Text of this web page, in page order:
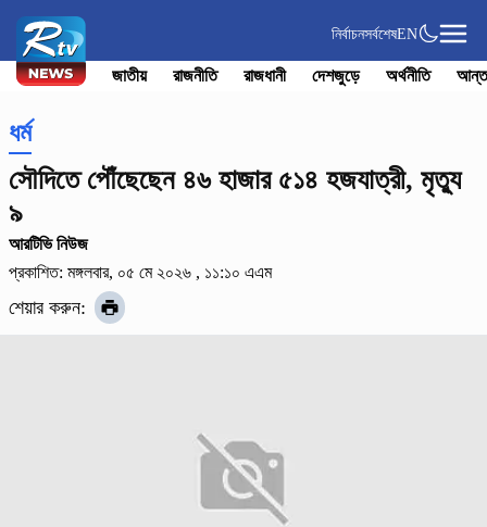
নির্বাচনসর্বশেষEN
জাতীয় রাজনীতি রাজধানী দেশজুড়ে অর্থনীতি
ধর্ম
সৌদিতে পৌঁছেছেন ৪৬ হাজার ৫১৪ হজযাত্রী, মৃত্যু
৯
আরটিভি নিউজ
প্রকাশিত: মঙ্গলবার, ০৫ মে ২০২৬ , ১১:১০ এএম
শেয়ার করুন: